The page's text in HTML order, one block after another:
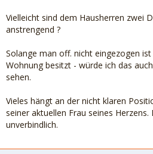
Vielleicht sind dem Hausherren zwei
anstrengend ?
Solange man off. nicht eingezogen
Wohnung besitzt - würde ich das
sehen.
Vieles hängt an der nicht klaren
seiner aktuellen Frau seines
unverbindlich.